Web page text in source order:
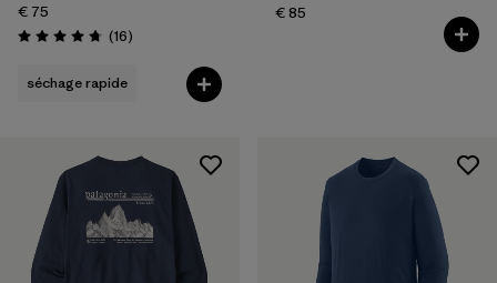
€ 75
Évaluation: 4.8 / 5
(16Avis
)
séchage rapide
€ 85